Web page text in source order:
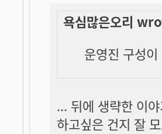
욕심많은오리
운영진 구성
... 뒤에 생략한 이
하고싶은 건지 잘